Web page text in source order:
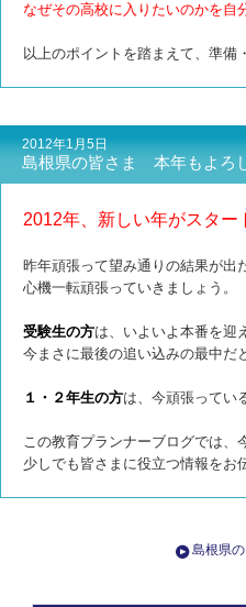
なぜその高校に入りたいのかを自
以上のポイントを踏まえて、準
2012年1月5日
島根県の皆さま 本年もよろ
2012年、新しい年がスター
昨年頑張って望み通りの結果が出
心機一転頑張っていきましょう。
受験生の方は、いよいよ本番を迎
今まさに最後の追い込みの最中だ
１・２年生の方は、今頑張ってい
この教育プランナーブログでは、
少しでも皆さまに役立つ情報をお
島根県